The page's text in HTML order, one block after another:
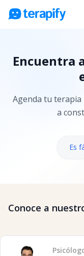
Precios
Empresas
Preguntas
Encuentra
Agenda tu terapia
a
Es
Conoce a